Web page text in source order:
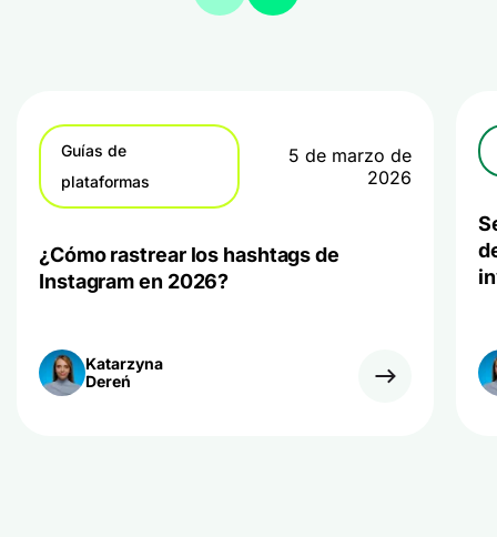
Guías de
plataformas
5 de marzo de
2026
¿Cómo rastrear los hashtags de
Instagram en 2026?
Katarzyna
Dereń